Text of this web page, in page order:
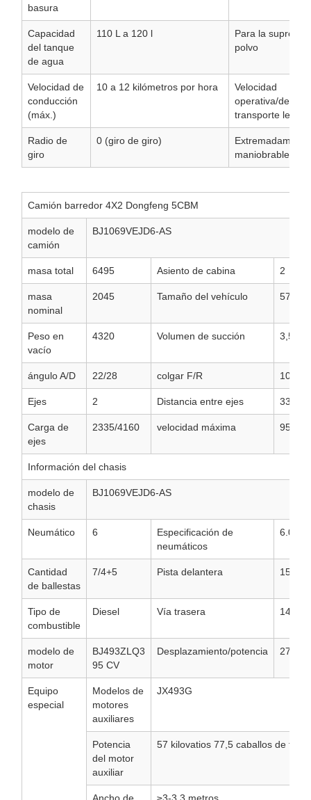
basura
Capacidad
del tanque
de agua
110 L a 120 l
Para la
polvo
Velocidad de
conducción
(máx.)
10 a 12 kilómetros por hora
Velocidad
operativa/de
transporte lenta
Radio de
giro
0 (giro de giro)
Extremadamente
maniobrable
Camión barredor 4X2 Dongfeng 5CBM
modelo de
camión
BJ1069VEJD6-AS
masa total 6495 Asiento de cabina 2
masa
nominal
2045 Tamaño del vehículo
Peso en
vacío
4320 Volumen de succión 3,5m3
ángulo A/D 22/28 colgar F/R 1085/
Ejes 2 Distancia entre ejes 3360
Carga de
ejes
2335/4160 velocidad máxima 95
Información del chasis
modelo de
chasis
BJ1069VEJD6-AS
Neumático 6
Especificación de
neumáticos
6.00-
Cantidad
de ballestas
7/4+5 Pista delantera
Tipo de
combustible
Diesel Vía trasera
modelo de
motor
BJ493ZLQ3
95 CV
Desplazamiento/potencia
Equipo
especial
Modelos de
motores
auxiliares
JX493G
Potencia
del motor
auxiliar
57 kilovatios 77,5 caballos de